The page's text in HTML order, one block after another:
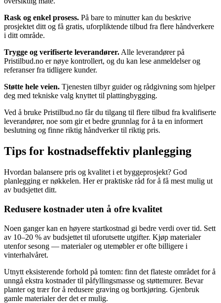
Rask og enkel prosess. På bare to minutter kan du beskrive
prosjektet ditt og få gratis, uforpliktende tilbud fra flere håndverkere
i ditt område.
Trygge og verifiserte leverandører. Alle leverandører på
Pristilbud.no er nøye kontrollert, og du kan lese anmeldelser og
referanser fra tidligere kunder.
Støtte hele veien. Tjenesten tilbyr guider og rådgivning som hjelper
deg med tekniske valg knyttet til plattingbygging.
Ved å bruke Pristilbud.no får du tilgang til flere tilbud fra kvalifiserte
leverandører, noe som gir et bedre grunnlag for å ta en informert
beslutning og finne riktig håndverker til riktig pris.
Tips for kostnadseffektiv planlegging
Hvordan balansere pris og kvalitet i et byggeprosjekt? God
planlegging er nøkkelen. Her er praktiske råd for å få mest mulig ut
av budsjettet ditt.
Redusere kostnader uten å ofre kvalitet
Noen ganger kan en høyere startkostnad gi bedre verdi over tid. Sett
av 10–20 % av budsjettet til uforutsette utgifter. Kjøp materialer
utenfor sesong — materialer og utemøbler er ofte billigere i
vinterhalvåret.
Utnytt eksisterende forhold på tomten: finn det flateste området for å
unngå ekstra kostnader til påfyllingsmasse og støttemurer. Bevar
planter og trær for å redusere graving og bortkjøring. Gjenbruk
gamle materialer der det er mulig.